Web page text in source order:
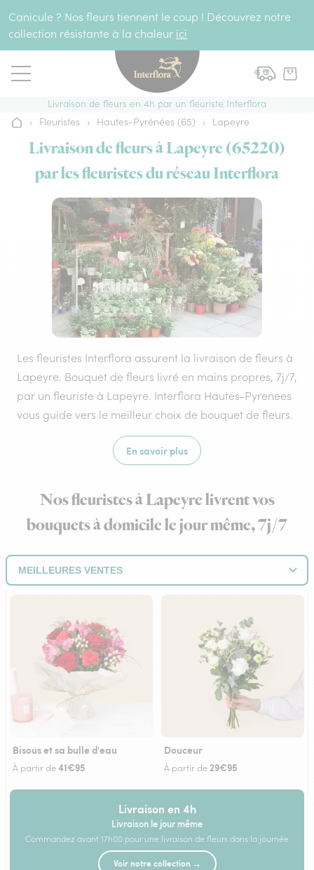
Canicule ? Nos fleurs tiennent le coup ! Découvrez notre
collection résistante à la chaleur ici
Livraison de fleurs en 4h par un fleuriste Interflora
Accueil
› Fleuristes › Hautes-Pyrénées (65) › Lapeyre
Livraison de fleurs à Lapeyre (65220)
par les fleuristes du réseau Interflora
Les fleuristes Interflora assurent la livraison de fleurs à
Lapeyre. Bouquet de fleurs livré en mains propres, 7j/7,
par un fleuriste à Lapeyre. Interflora Hautes-Pyrenees
vous guide vers le meilleur choix de bouquet de fleurs.
En savoir plus
Nos fleuristes à Lapeyre livrent vos
bouquets à domicile le jour même, 7j/7
Bisous et sa bulle d'eau
À partir de41€95
Douceur
À partir de 29€95
Livraison en 4h
Livraison le jour même
Commandez avant 17h00 pour une livraison de fleurs dans la journée
Voir notre collection →